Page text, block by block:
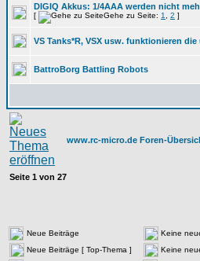
DIGIQ Akkus: 1/4AAA werden nicht
[ Gehe zu Seite: 1 2 ]
VS Tanks*R, VSX usw. funktionieren
BattroBorg Battling Robots
www.rc-micro.de Foren-
Seite 1 von 27
Neue Beiträge Keine
Neue Beiträge [ Top-Thema ]
Keine